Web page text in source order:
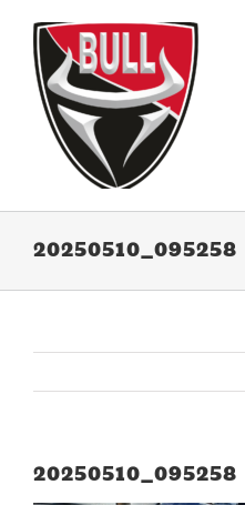
inhoud
20250510_095258
20250510_095258